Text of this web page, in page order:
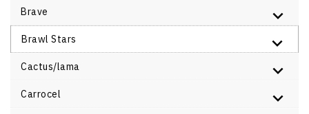
Brave
Brawl Stars
Cactus/lama
Carrocel